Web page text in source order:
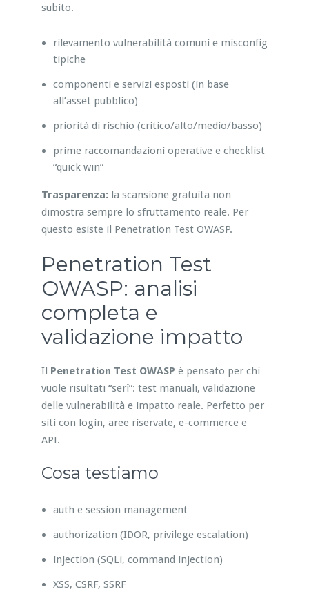
subito.
rilevamento vulnerabilità comuni e misconfig
tipiche
componenti e servizi esposti (in base
all’asset pubblico)
priorità di rischio (critico/alto/medio/basso)
prime raccomandazioni operative e checklist
“quick win”
Trasparenza: la scansione gratuita non
dimostra sempre lo sfruttamento reale. Per
questo esiste il Penetration Test OWASP.
Penetration Test
OWASP: analisi
completa e
validazione impatto
Il Penetration Test OWASP è pensato per chi
vuole risultati “serî”: test manuali, validazione
delle vulnerabilità e impatto reale. Perfetto per
siti con login, aree riservate, e-commerce e
API.
Cosa testiamo
auth e session management
authorization (IDOR, privilege escalation)
injection (SQLi, command injection)
XSS, CSRF, SSRF